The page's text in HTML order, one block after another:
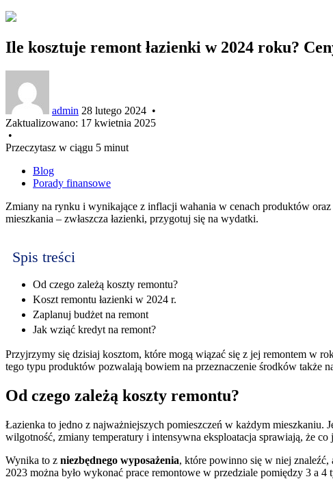
Ile kosztuje remont łazienki w 2024 roku?
admin 28 lutego 2024 •
Zaktualizowano: 17 kwietnia 2025
•
Przeczytasz w ciągu 5 minut
Blog
Porady finansowe
Zmiany na rynku i wynikające z inflacji wahania w cenach produktów
mieszkania – zwłaszcza łazienki, przygotuj się na wydatki.
Spis treści
Od czego zależą koszty remontu?
Koszt remontu łazienki w 2024 r.
Zaplanuj budżet na remont
Jak wziąć kredyt na remont?
Przyjrzymy się dzisiaj kosztom, które mogą wiązać się z jej remontem w
tego typu produktów pozwalają bowiem na przeznaczenie środków także
Od czego zależą koszty remontu?
Łazienka to jedno z najważniejszych pomieszczeń w każdym mieszkaniu.
wilgotność, zmiany temperatury i intensywna eksploatacja sprawiają, że
Wynika to z niezbędnego wyposażenia, które powinno się w niej znaleźć,
2023 można było wykonać prace remontowe w przedziale pomiędzy 3 a